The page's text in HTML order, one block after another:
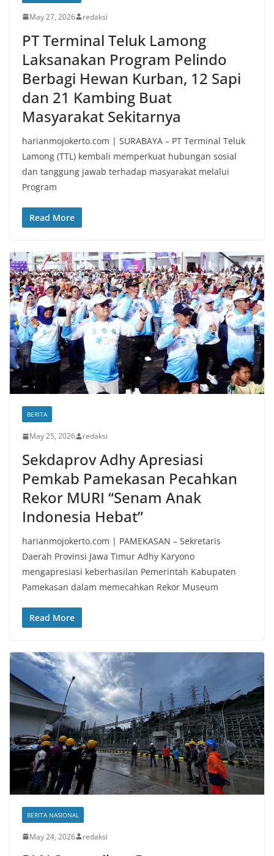
May 27, 2026 redaksi
PT Terminal Teluk Lamong
Laksanakan Program Pelindo
Berbagi Hewan Kurban, 12 Sapi
dan 21 Kambing Buat
Masyarakat Sekitarnya
harianmojokerto.com | SURABAYA – PT Terminal Teluk
Lamong (TTL) kembali memperkuat hubungan sosial
dan tanggung jawab terhadap masyarakat melalui
Program
Read More
BERITA
May 25, 2026 redaksi
Sekdaprov Adhy Apresiasi
Pemkab Pamekasan Pecahkan
Rekor MURI “Senam Anak
Indonesia Hebat”
harianmojokerto.com | PAMEKASAN – Sekretaris
Daerah Provinsi Jawa Timur Adhy Karyono
mengapresiasi keberhasilan Pemerintah Kabupaten
Pamekasan dalam memecahkan Rekor Museum
Read More
BERITA NASIONAL
May 24, 2026 redaksi